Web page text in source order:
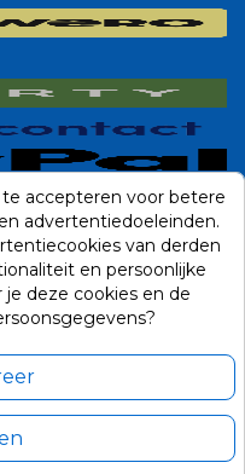
accepteren voor betere
advertentiedoeleinden.
van derden
en persoonlijke
deze cookies en de